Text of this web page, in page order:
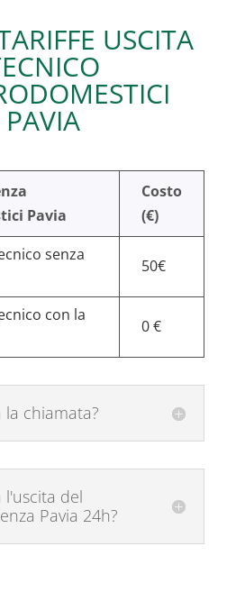
USCITA
PAVIA
Pavia
Costo
(€)
senza
50€
con la
0 €
chiamata?
del
Pavia 24h?